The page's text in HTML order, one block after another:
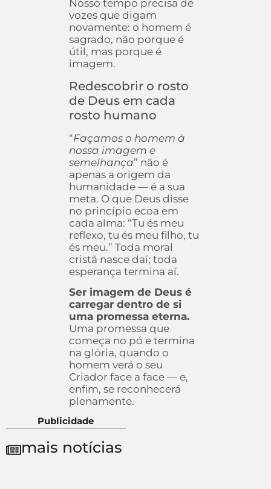
Nosso tempo precisa de
vozes que digam
novamente: o homem é
sagrado, não porque é
útil, mas porque é
imagem.
Redescobrir o rosto
de Deus em cada
rosto humano
“Façamos o homem à
nossa imagem e
semelhança” não é
apenas a origem da
humanidade — é a sua
meta. O que Deus disse
no princípio ecoa em
cada alma: “Tu és meu
reflexo, tu és meu filho, tu
és meu.” Toda moral
cristã nasce daí; toda
esperança termina aí.
Ser imagem de Deus é
carregar dentro de si
uma promessa eterna.
Uma promessa que
começa no pó e termina
na glória, quando o
homem verá o seu
Criador face a face — e,
enfim, se reconhecerá
plenamente.
Publicidade
mais notícias